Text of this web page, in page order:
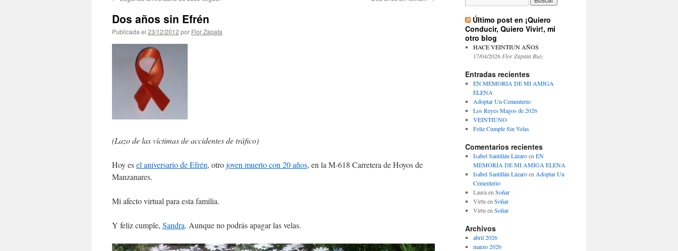
contenido
Dos años sin Efrén
Publicada el 23/12/2012 por Flor Zapata
(Lazo de las víctimas de accidentes de tráfico)
Hoy esel aniversario de Efrén, otrojoven muerto con 20 años, en la M-618 Carretera de Hoyos de
Manzanares.
Mi afecto virtual para esta familia.
Y feliz cumple, Sandra. Aunque no podrás apagar las velas.
Último post en ¡Quiero
Conducir, Quiero Vivir!, mi
otro blog
HACE VEINTIUN AÑOS
17/04/2026 Flor Zapata Ruiz
Entradas recientes
EN MEMORIA DE MI AMIGA
ELENA
Adoptar Un Cementerio
Los Reyes Magos de 2026
VEINTIUNO
Feliz Cumple Sin Velas
Comentarios recientes
Isabel Santillán Lázaroen EN
MEMORIA DE MI AMIGA ELENA
Isabel Santillán Lázaroen Adoptar Un
Cementerio
Lauraen Soñar
Virtu en Soñar
Virtu en Soñar
Archivos
abril 2026
marzo 2026